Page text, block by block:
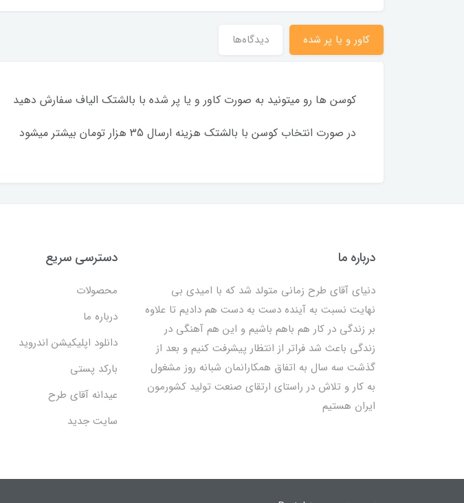
کاور و یا پر شده دیدگاه‌ها
کوسن ها رو میتونید به صورت کاور و یا پر شده با بالشتک الیاف سفارش دهید
در صورت انتخاب کوسن با بالشتک هزینه ارسال 35 هزار تومان بیشتر میشود
درباره ما
دنیای آقای طرح زمانی متولد شد که با امیدی بی
نهایت نسبت به آینده دست به دست هم دادیم تا علاوه
بر زندگی در کار هم باهم باشیم و این هم آهنگی در
زندگی باعث شد فراتر از انتظار پیشرفت کنیم و بعد از
گذشت سه سال به اتفاق همکارانمان شبانه روز مشغول
به کار و تلاش در راستای ارتقای صنعت تولید کشورمون
ایران هستیم
دسترسی سریع
محصولات
درباره ما
دانلود اپلیکیشن اندروید
بارکد پستی
عیدانه آقای طرح
سایت جدید